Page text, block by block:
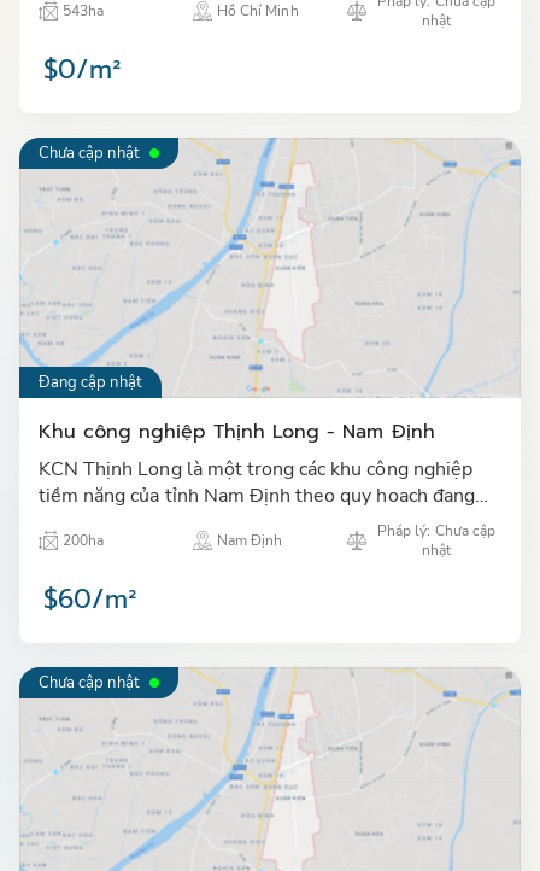
48 ha làm kh…
543ha Hồ Chí Minh
nhật
$0/m²
Chưa cập nhật
Đang cập nhật
Khu công nghiệp Thịnh Long - Nam Định
KCN Thịnh Long là một trong các khu công nghiệp
tiềm năng của tỉnh Nam Định theo quy hoach đang
thu hút các nhà đầu tư trong và ngoài nước đặc biệt
các NĐT Nhật…
200ha Nam Định
Pháp lý: Chưa cập
nhật
$60/m²
Chưa cập nhật